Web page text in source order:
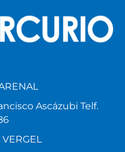
Ascázubi Telf.